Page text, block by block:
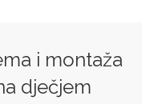
i montaža
dječjem